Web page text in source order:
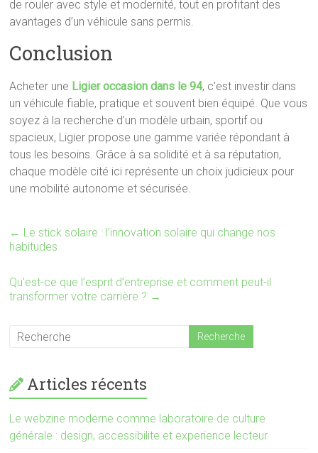
de rouler avec style et modernité, tout en profitant des
avantages d’un véhicule sans permis.
Conclusion
Acheter une Ligier occasion dans le 94, c’est investir dans
un véhicule fiable, pratique et souvent bien équipé. Que vous
soyez à la recherche d’un modèle urbain, sportif ou
spacieux, Ligier propose une gamme variée répondant à
tous les besoins. Grâce à sa solidité et à sa réputation,
chaque modèle cité ici représente un choix judicieux pour
une mobilité autonome et sécurisée.
← Le stick solaire : l’innovation solaire qui change nos
habitudes
Qu’est-ce que l’esprit d’entreprise et comment peut-il
transformer votre carrière ? →
Articles récents
Le webzine moderne comme laboratoire de culture
générale : design, accessibilite et experience lecteur